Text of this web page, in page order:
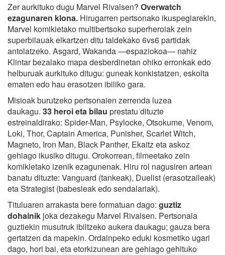
Zer aurkituko dugu Marvel Rivalsen? Overwatch
ezagunaren klona. Hirugarren pertsonako ikuspegiarekin,
Marvel komikietako multibertsoko superheroiak zein
superbilauak elkartzen ditu taldekako 6vs6 partidak
antolatzeko. Asgard, Wakanda —espaziokoa— nahiz
Klintar bezalako mapa desberdinetan ohiko erronkak edo
helburuak aurkituko ditugu: guneak konkistatzen, eskolta
ematen edo hau erasotzen ibiliko gara.
Misioak burutzeko pertsonaien zerrenda luzea
daukagu. 33 heroi eta bilau prestatu dituzte
estreinaldirako: Spider-Man, Psylocke, Otsokume, Venom,
Loki, Thor, Captain America, Punisher, Scarlet Witch,
Magneto, Iron Man, Black Panther, Ekaitz eta askoz
gehiago ikusiko ditugu. Orokorrean, filmeetako zein
komikietako izenik ezagunenak. Hiru rol nagusiren artean
banatu dituzte: Vanguard (tankeak), Duelist (erasotzaileak)
eta Strategist (babesleak edo sendalariak).
Tituluaren arrakasta bere formatuan dago: guztiz
dohainik joka dezakegu Marvel Rivalsen. Pertsonaia
guztiekin musutruk ibiltzeko aukera daukagu; gauza bera
gertatzen da mapekin. Ordainpeko eduki kosmetiko ugari
dago, hori bai, eta etorkizunean are gehiago gehituko